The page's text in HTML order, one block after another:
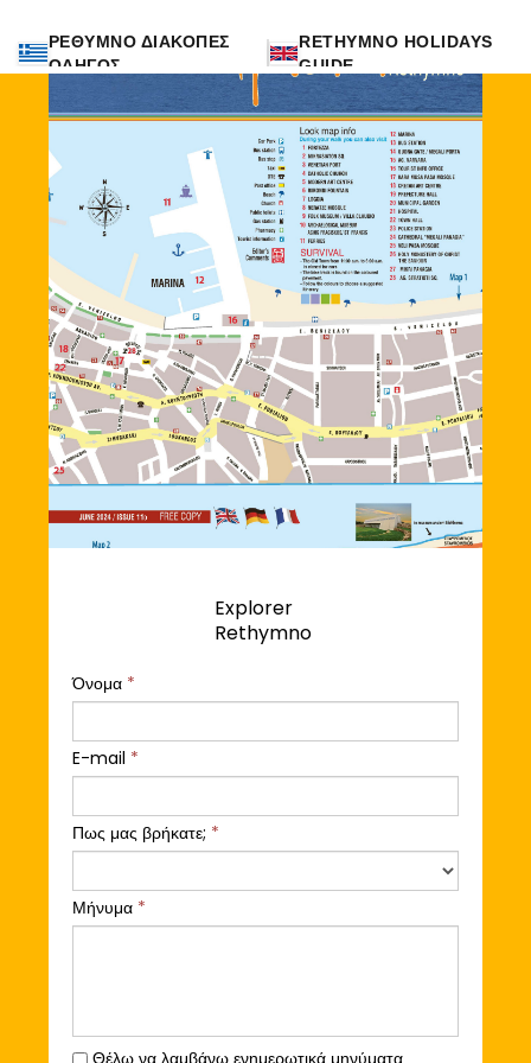
ΡΕΘΥΜΝΟ ΔΙΑΚΟΠΕΣ
ΟΔΗΓΟΣ
RETHYMNO HOLIDAYS
GUIDE
Explorer
Rethymno
Όνομα *
E-mail *
Πως μας βρήκατε; *
Μήνυμα *
Θέλω να λαμβάνω ενημερωτικά μηνύματα